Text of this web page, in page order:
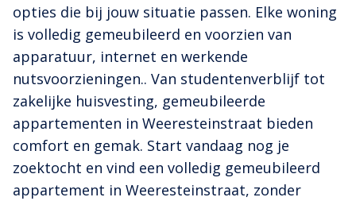
opties die bij jouw situatie passen. Elke woning
is volledig gemeubileerd en voorzien van
apparatuur, internet en werkende
nutsvoorzieningen.. Van studentenverblijf tot
zakelijke huisvesting, gemeubileerde
appartementen in Weeresteinstraat bieden
comfort en gemak. Start vandaag nog je
zoektocht en vind een volledig gemeubileerd
appartement in Weeresteinstraat, zonder